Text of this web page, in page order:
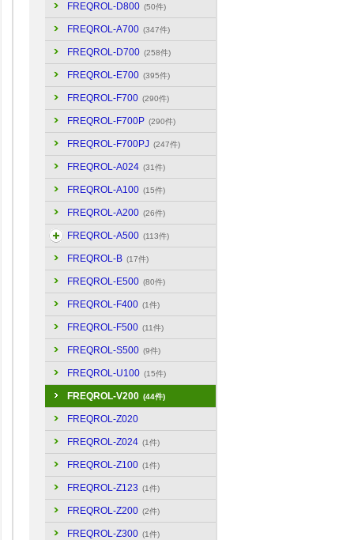
FREQROL-D800 (50件)
FREQROL-A700 (347件)
FREQROL-D700 (258件)
FREQROL-E700 (395件)
FREQROL-F700 (290件)
FREQROL-F700P (290件)
FREQROL-F700PJ (247件)
FREQROL-A024 (31件)
FREQROL-A100 (15件)
FREQROL-A200 (26件)
FREQROL-A500 (113件)
FREQROL-B (17件)
FREQROL-E500 (80件)
FREQROL-F400 (1件)
FREQROL-F500 (11件)
FREQROL-S500 (9件)
FREQROL-U100 (15件)
FREQROL-V200 (44件)
FREQROL-Z020
FREQROL-Z024 (1件)
FREQROL-Z100 (1件)
FREQROL-Z123 (1件)
FREQROL-Z200 (2件)
FREQROL-Z300 (1件)